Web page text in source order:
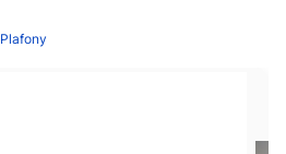
Plafony